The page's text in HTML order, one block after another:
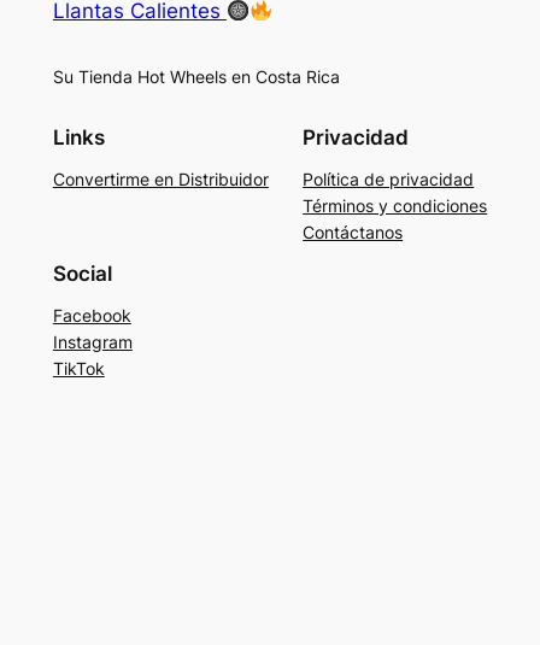
Llantas Calientes
Su Tienda Hot Wheels en Costa Rica
Links
Convertirme en Distribuidor
Privacidad
Política de privacidad
Términos y condiciones
Contáctanos
Social
Facebook
Instagram
TikTok